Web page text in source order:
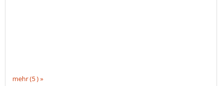
mehr (5 ) »